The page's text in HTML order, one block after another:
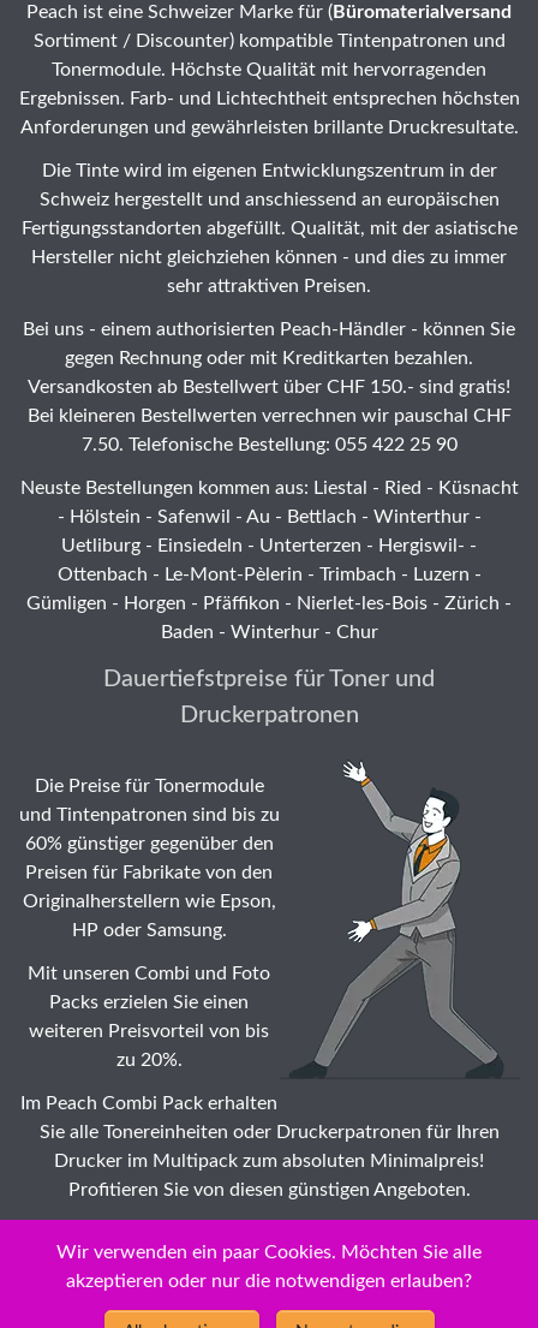
Peach ist eine Schweizer Marke für (Büromaterialversand
Sortiment / Discounter) kompatible Tintenpatronen und
Tonermodule. Höchste Qualität mit hervorragenden
Ergebnissen. Farb- und Lichtechtheit entsprechen höchsten
Anforderungen und gewährleisten brillante Druckresultate.
Die Tinte wird im eigenen Entwicklungszentrum in der
Schweiz hergestellt und anschiessend an europäischen
Fertigungsstandorten abgefüllt. Qualität, mit der asiatische
Hersteller nicht gleichziehen können - und dies zu immer
sehr attraktiven Preisen.
Bei uns - einem authorisierten Peach-Händler - können Sie
gegen Rechnung oder mit Kreditkarten bezahlen.
Versandkosten ab Bestellwert über CHF 150.- sind gratis!
Bei kleineren Bestellwerten verrechnen wir pauschal CHF
7.50. Telefonische Bestellung: 055 422 25 90
Neuste Bestellungen kommen aus: Liestal - Ried - Küsnacht
- Hölstein - Safenwil - Au - Bettlach - Winterthur-
Uetliburg - Einsiedeln - Unterterzen - Hergiswil- -
Ottenbach - Le-Mont-Pèlerin - Trimbach - Luzern -
Gümligen - Horgen - Pfäffikon - Nierlet-les-Bois - Zürich -
Baden - Winterhur - Chur
Dauertiefstpreise für Toner und
Druckerpatronen
Die Preise für Tonermodule
und Tintenpatronen sind bis zu
60% günstiger gegenüber den
Preisen für Fabrikate von den
Originalherstellern wie Epson,
HP oder Samsung.
Mit unseren Combi und Foto
Packs erzielen Sie einen
weiteren Preisvorteil von bis
zu 20%.
Im Peach Combi Pack erhalten
Sie alle Tonereinheiten oder Druckerpatronen für Ihren
Drucker im Multipack zum absoluten Minimalpreis!
Profitieren Sie von diesen günstigen Angeboten.
CM 4540 Series No. 647A BK, Modell zu
Dauertiefstpreisen /Impeachment
Wir verwenden ein paar Cookies. Möchten Sie alle
akzeptieren oder nur die notwendigen erlauben?